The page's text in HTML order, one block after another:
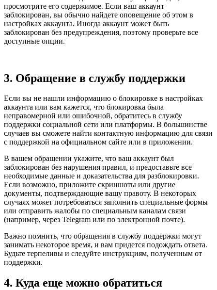
просмотрите его содержимое. Если ваш аккаунт
заблокирован, вы обычно найдете оповещение об этом в
настройках аккаунта. Иногда аккаунт может быть
заблокирован без предупреждения, поэтому проверьте все
доступные опции.
3. Обращение в службу поддержки
Если вы не нашли информацию о блокировке в настройках
аккаунта или вам кажется, что блокировка была
неправомерной или ошибочной, обратитесь в службу
поддержки социальной сети или платформы. В большинстве
случаев вы сможете найти контактную информацию для связи
с поддержкой на официальном сайте или в приложении.
В вашем обращении укажите, что ваш аккаунт был
заблокирован без нарушения правил, и предоставьте все
необходимые данные и доказательства для разблокировки.
Если возможно, приложите скриншоты или другие
документы, подтверждающие вашу правоту. В некоторых
случаях может потребоваться заполнить специальные формы
или отправить жалобы по специальным каналам связи
(например, через Telegram или по электронной почте).
Важно помнить, что обращения в службу поддержки могут
занимать некоторое время, и вам придется подождать ответа.
Будьте терпеливы и следуйте инструкциям, полученным от
поддержки.
4. Куда еще можно обратиться